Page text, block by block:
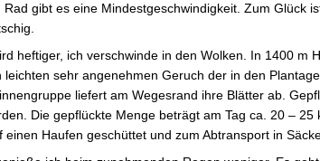
gibt es eine Mindestgeschwindigkeit. Zum Glück
heftiger, ich verschwinde in den Wolken. In 1400
leichten sehr angenehmen Geruch der in den
liefert am Wegesrand ihre Blätter ab.
Die gepflückte Menge beträgt am Tag ca. 20 –
einen Haufen geschüttet und zum Abtransport in